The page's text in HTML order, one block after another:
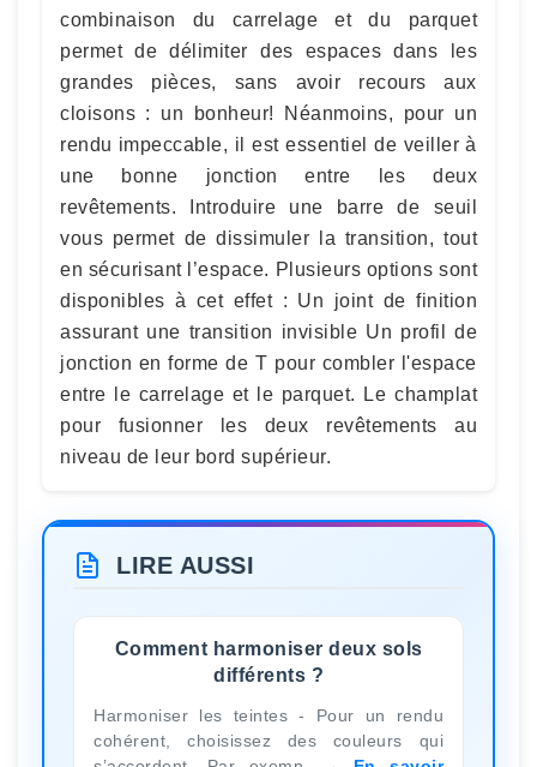
combinaison du carrelage et du parquet
permet de délimiter des espaces dans les
grandes pièces, sans avoir recours aux
cloisons : un bonheur! Néanmoins, pour un
rendu impeccable, il est essentiel de veiller à
une bonne jonction entre les deux
revêtements. Introduire une barre de seuil
vous permet de dissimuler la transition, tout
en sécurisant l’espace. Plusieurs options sont
disponibles à cet effet : Un joint de finition
assurant une transition invisible Un profil de
jonction en forme de T pour combler l'espace
entre le carrelage et le parquet. Le champlat
pour fusionner les deux revêtements au
niveau de leur bord supérieur.
LIRE AUSSI
Comment harmoniser deux sols
différents ?
Harmoniser les teintes - Pour un rendu
cohérent, choisissez des couleurs qui